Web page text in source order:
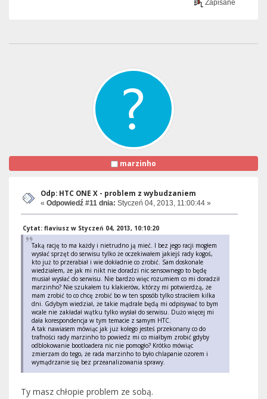
Zapisane
marzinho
Odp: HTC ONE X - problem z wybudzaniem
« Odpowiedź #11 dnia: Styczeń 04, 2013, 11:00:44 »
Cytat: flaviusz w Styczeń 04, 2013, 10:10:20
Taką rację to ma każdy i nietrudno ją mieć. I bez jego racji mogłem
wysłać sprzęt do serwisu tylko że oczekiwałem jakiejś rady kogoś,
kto już to przerabiał i wie dokładnie co zrobić. Sam doskonale
wiedziałem, że jak mi nikt nie doradzi nic sensownego to będę
musiał wysłać do serwisu. Nie bardzo więc rozumiem co mi doradził
marzinho? Nie szukałem tu klakierów, którzy mi potwierdzą, że
mam zrobić to co chcę zrobić bo w ten sposób tylko straciłem kilka
dni. Gdybym wiedział, że takie mądrale będą mi odpisywać to bym
wcale nie zakładał wątku tylko wysłał do serwisu. Dużo więcej mi
dała korespondencja w tym temacie z samym HTC.
A tak nawiasem mówiąc jak już kolego jesteś przekonany co do
trafności rady marzinho to powiedz mi co miałbym zrobić gdyby
odblokowanie bootloadera nic nie pomogło? Krótko mówiąc
zmierzam do tego, że rada marzinho to było chlapanie ozorem i
wymądrzanie się bez przeanalizowania sprawy.
Ty masz chłopie problem ze sobą.